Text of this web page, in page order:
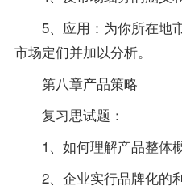
5、应用：为你所在地
市场定们并加以分析。
第八章产品策略
复习思试题：
1、如何理解产品整体
2、企业实行品牌化的